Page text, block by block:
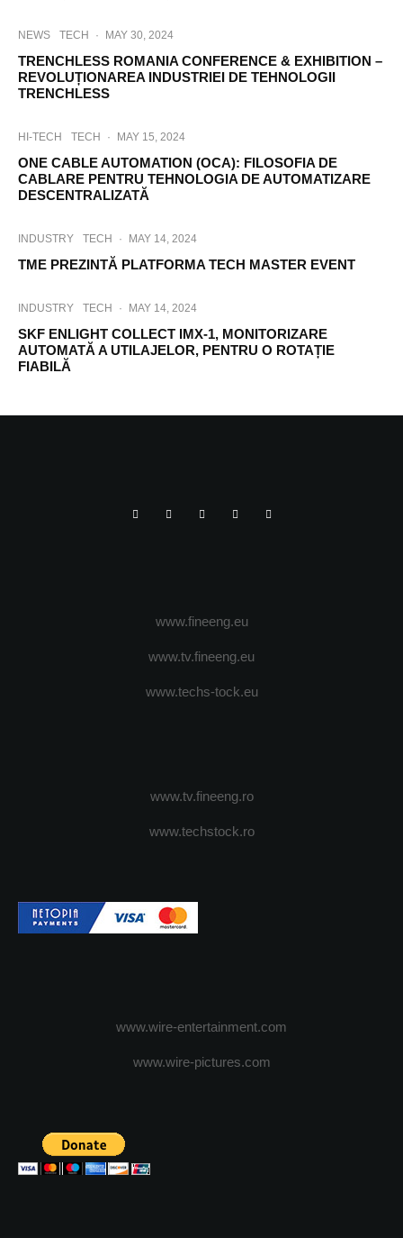
NEWS TECH · MAY 30, 2024
TRENCHLESS ROMANIA CONFERENCE & EXHIBITION –
REVOLUȚIONAREA INDUSTRIEI DE TEHNOLOGII
TRENCHLESS
HI-TECH TECH · MAY 15, 2024
ONE CABLE AUTOMATION (OCA): FILOSOFIA DE
CABLARE PENTRU TEHNOLOGIA DE AUTOMATIZARE
DESCENTRALIZATĂ
INDUSTRY TECH · MAY 14, 2024
TME PREZINTĂ PLATFORMA TECH MASTER EVENT
INDUSTRY TECH · MAY 14, 2024
SKF ENLIGHT COLLECT IMX-1, MONITORIZARE
AUTOMATĂ A UTILAJELOR, PENTRU O ROTAȚIE
FIABILĂ
www.fineeng.eu
www.tv.fineeng.eu
www.techs-tock.eu
www.tv.fineeng.ro
www.techstock.ro
www.wire-entertainment.com
www.wire-pictures.com